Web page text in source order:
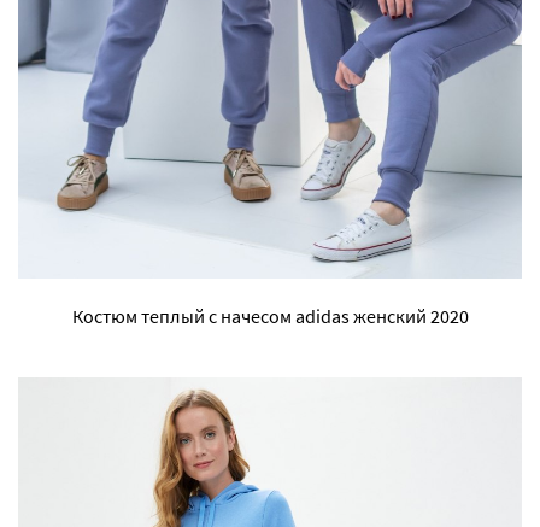
Костюм теплый с начесом adidas женский 2020